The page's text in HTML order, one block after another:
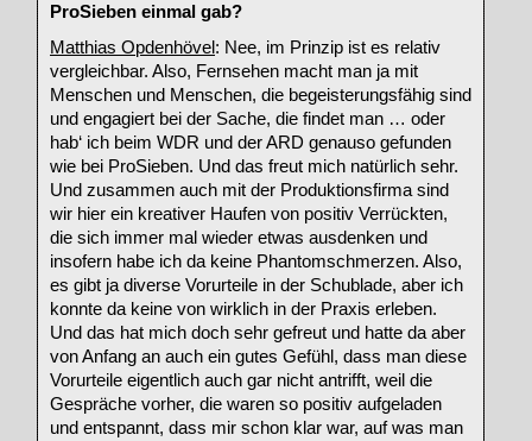
ProSieben einmal gab?
Matthias Opdenhövel : Nee, im Prinzip ist es relativ
vergleichbar. Also, Fernsehen macht man ja mit
Menschen und Menschen, die begeisterungsfähig sind
und engagiert bei der Sache, die findet man … oder
hab‘ ich beim WDR und der ARD genauso gefunden
wie bei ProSieben. Und das freut mich natürlich sehr.
Und zusammen auch mit der Produktionsfirma sind
wir hier ein kreativer Haufen von positiv Verrückten,
die sich immer mal wieder etwas ausdenken und
insofern habe ich da keine Phantomschmerzen. Also,
es gibt ja diverse Vorurteile in der Schublade, aber ich
konnte da keine von wirklich in der Praxis erleben.
Und das hat mich doch sehr gefreut und hatte da aber
von Anfang an auch ein gutes Gefühl, dass man diese
Vorurteile eigentlich auch gar nicht antrifft, weil die
Gespräche vorher, die waren so positiv aufgeladen
und entspannt, dass mir schon klar war, auf was man